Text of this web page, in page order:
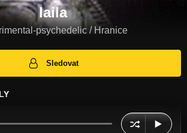
laila
psychedelic / Hranice
Sledovat